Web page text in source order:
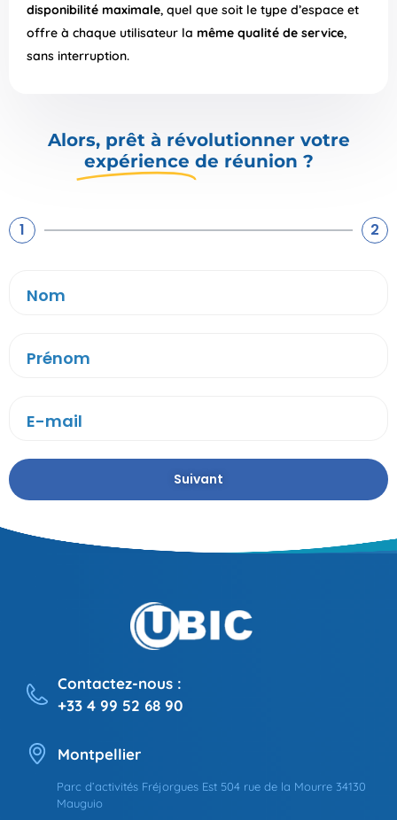
disponibilité maximale, quel que soit le type d’espace et
offre à chaque utilisateur la même qualité de service,
sans interruption.
Alors, prêt à révolutionner votre
expérience de réunion ?
1 2
Nom
Prénom
E-mail
Suivant
Contactez-nous :
+33 4 99 52 68 90
Montpellier
Parc d’activités Fréjorgues Est 504 rue de la Mourre 34130
Mauguio